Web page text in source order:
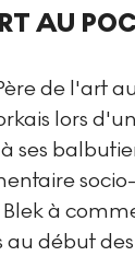
AU
de l'art
lors
ses
à
au début